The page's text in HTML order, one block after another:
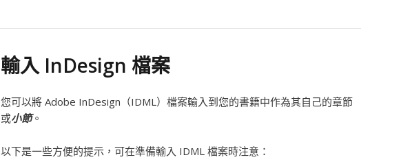
輸入 InDesign 檔案
您可以將 Adobe InDesign（IDML）檔案輸入到您的書籍中作為其自己的章節
或小節。
以下是一些方便的提示，可在準備輸入 IDML 檔案時注意：